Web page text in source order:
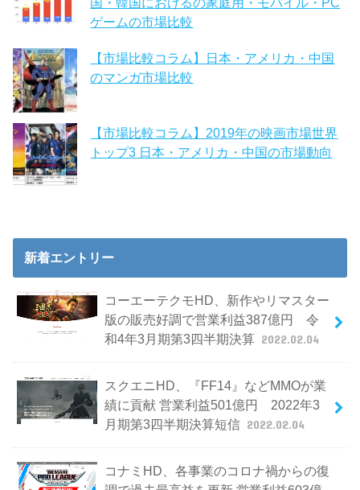
ゲームの市場比較
【市場比較コラム】日本・アメリカ・中国
のマンガ市場比較
【市場比較コラム】2019年の映画市場世界
トップ3 日本・アメリカ・中国の市場動向
新着エントリー
コーエーテクモHD、新作やリマスター
版の販売好調で営業利益387億円 令
和4年3月期第3四半期決算 2022.02.04
スクエニHD、『FF14』などMMOが業
績に貢献 営業利益501億円 2022年3
月期第3四半期決算短信 2022.02.04
コナミHD、各事業のコロナ禍からの復